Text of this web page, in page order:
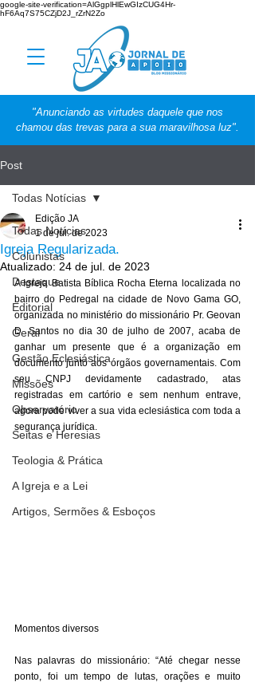
google-site-verification=AlGgplHlEwGIzCUG4Hr-
hF6Aq7S75CZjD2J_rZrN2Zo
"Anunciando as virtudes daquele que nos
chamou das trevas para a sua maravilhosa luz".
Post
Todas Notícias
Colunistas
Destaque
Editorial
Geral
Gestão Eclesiástica
Missões
Observatório
Seitas e Heresias
Teologia & Prática
A Igreja e a Lei
Artigos, Sermões & Esboços
Todas Notícias
Igreja Regularizada.
Edição JA
1 de jul. de 2023
Atualizado: 24 de jul. de 2023
A Igreja Batista Bíblica Rocha Eterna localizada no
bairro do Pedregal na cidade de Novo Gama GO,
organizada no ministério do missionário Pr. Geovan
D. Santos no dia 30 de julho de 2007, acaba de
ganhar um presente que é a organização em
documento junto aos órgãos governamentais. Com
seu CNPJ devidamente cadastrado, atas
registradas em cartório e sem nenhum entrave,
agora pode viver a sua vida eclesiástica com toda a
segurança jurídica.
Momentos diversos
Nas palavras do missionário: “Até chegar nesse
ponto, foi um tempo de lutas, orações e muito